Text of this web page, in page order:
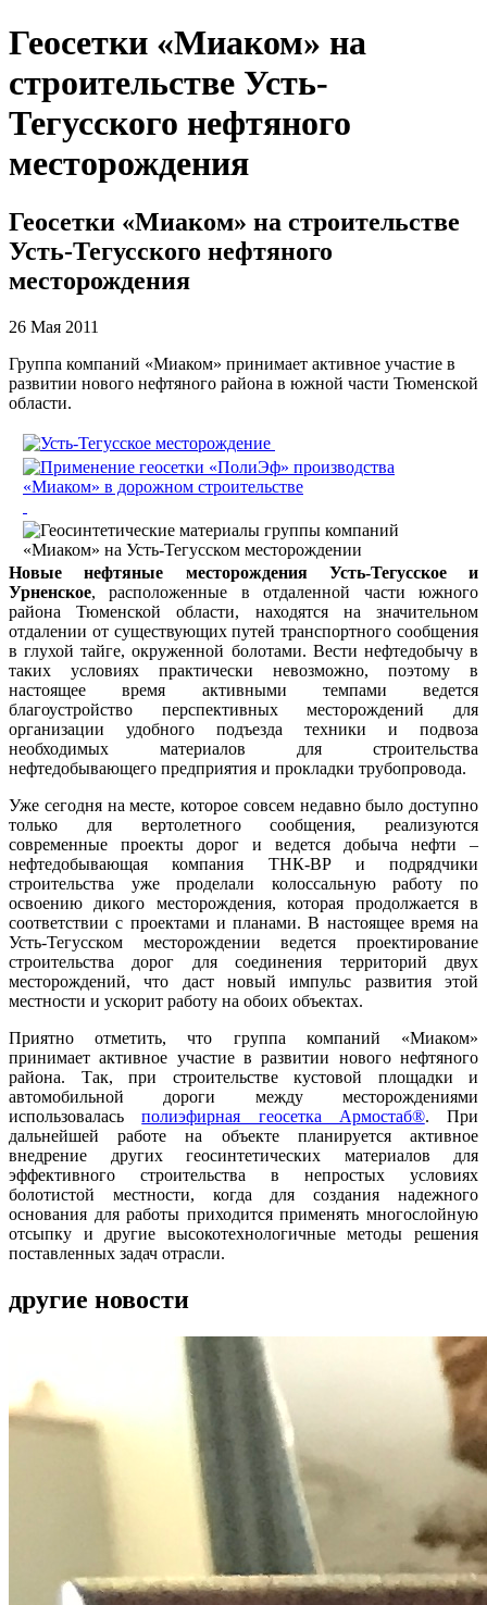
Геосетки «Миаком» на
строительстве Усть-
Тегусского нефтяного
месторождения
Геосетки «Миаком» на строительстве
Усть-Тегусского нефтяного
месторождения
26 Мая 2011
Группа компаний «Миаком» принимает активное участие в
развитии нового нефтяного района в южной части Тюменской
области.
Новые нефтяные месторождения Усть-Тегусское и
Урненское, расположенные в отдаленной части южного
района Тюменской области, находятся на значительном
отдалении от существующих путей транспортного сообщения
в глухой тайге, окруженной болотами. Вести нефтедобычу в
таких условиях практически невозможно, поэтому в
настоящее время активными темпами ведется
благоустройство перспективных месторождений для
организации удобного подъезда техники и подвоза
необходимых материалов для строительства
нефтедобывающего предприятия и прокладки трубопровода.
Уже сегодня на месте, которое совсем недавно было доступно
только для вертолетного сообщения, реализуются
современные проекты дорог и ведется добыча нефти –
нефтедобывающая компания ТНК-ВР и подрядчики
строительства уже проделали колоссальную работу по
освоению дикого месторождения, которая продолжается в
соответствии с проектами и планами. В настоящее время на
Усть-Тегусском месторождении ведется проектирование
строительства дорог для соединения территорий двух
месторождений, что даст новый импульс развития этой
местности и ускорит работу на обоих объектах.
Приятно отметить, что группа компаний «Миаком»
принимает активное участие в развитии нового нефтяного
района. Так, при строительстве кустовой площадки и
автомобильной дороги между месторождениями
использоваласьполиэфирная геосетка Армостаб®. При
дальнейшей работе на объекте планируется активное
внедрение других геосинтетических материалов для
эффективного строительства в непростых условиях
болотистой местности, когда для создания надежного
основания для работы приходится применять многослойную
отсыпку и другие высокотехнологичные методы решения
поставленных задач отрасли.
другие новости